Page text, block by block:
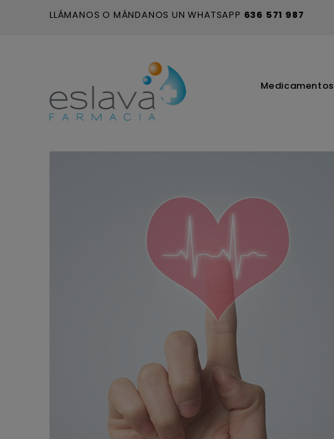
LLÁMANOS O MÁNDANOS UN WHATSAPP 636 571 987
Medicamentos